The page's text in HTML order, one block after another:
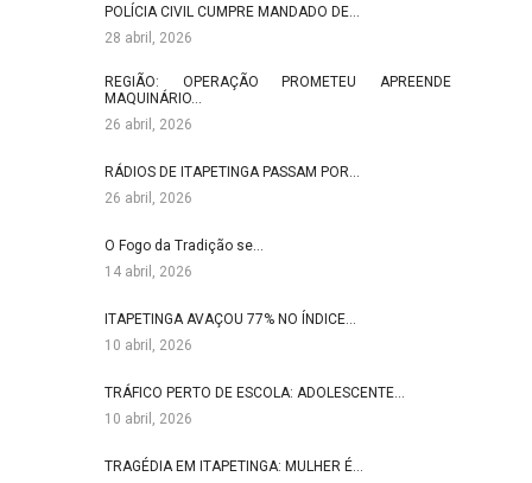
POLÍCIA CIVIL CUMPRE MANDADO DE…
28 abril, 2026
REGIÃO: OPERAÇÃO PROMETEU APREENDE
MAQUINÁRIO…
26 abril, 2026
RÁDIOS DE ITAPETINGA PASSAM POR…
26 abril, 2026
O Fogo da Tradição se…
14 abril, 2026
ITAPETINGA AVAÇOU 77% NO ÍNDICE…
10 abril, 2026
TRÁFICO PERTO DE ESCOLA: ADOLESCENTE…
10 abril, 2026
TRAGÉDIA EM ITAPETINGA: MULHER É…